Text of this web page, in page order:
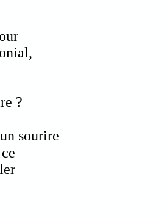
?
sourire
ce